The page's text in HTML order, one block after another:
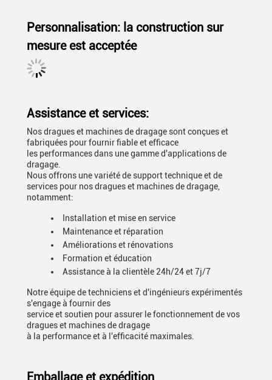
Personnalisation: la construction sur
mesure est acceptée
Assistance et services:
Nos dragues et machines de dragage sont conçues et
fabriquées pour fournir fiable et efficace
les performances dans une gamme d'applications de
dragage.
Nous offrons une variété de support technique et de
services pour nos dragues et machines de dragage,
notamment:
Installation et mise en service
Maintenance et réparation
Améliorations et rénovations
Formation et éducation
Assistance à la clientèle 24h/24 et 7j/7
Notre équipe de techniciens et d'ingénieurs expérimentés
s'engage à fournir des
service et soutien pour assurer le fonctionnement de vos
dragues et machines de dragage
à la performance et à l'efficacité maximales.
Emballage et expédition